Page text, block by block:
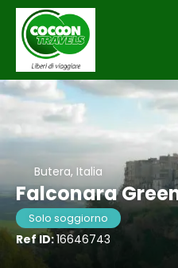
Butera, Italia
Falconara
Solo soggiorno
Ref ID:16646743